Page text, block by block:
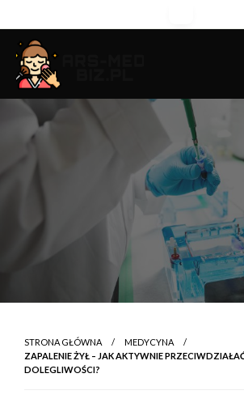
to
content
Ars-med.biz.pl
Piękniejsza strona Ciebie!
STRONA GŁÓWNA
MEDYCYNA
ZAPALENIE ŻYŁ – JAK AKTYWNIE
DOLEGLIWOŚCI?